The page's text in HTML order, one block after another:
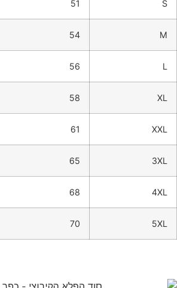
S
51
M
54
L
56
XL
58
XXL
61
3XL
65
4XL
68
5XL
70